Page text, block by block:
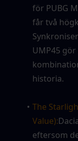
för PUBG
får två
UMP45
historia.
The
Value):
eftersom